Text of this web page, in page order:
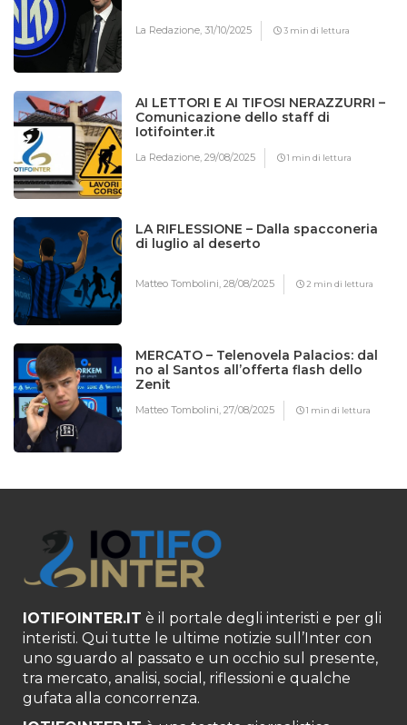
La Redazione,31/10/2025 3 min di lettura
AI LETTORI E AI TIFOSI NERAZZURRI –
Comunicazione dello staff di
Iotifointer.it
La Redazione,29/08/2025 1 min di lettura
LA RIFLESSIONE – Dalla spacconeria
di luglio al deserto
Matteo Tombolini,28/08/2025 2 min di lettura
MERCATO – Telenovela Palacios: dal
no al Santos all’offerta flash dello
Zenit
Matteo Tombolini,27/08/2025 1 min di lettura
IOTIFOINTER.IT è il portale degli interisti e per gli
interisti. Qui tutte le ultime notizie sull’Inter con
uno sguardo al passato e un occhio sul presente,
tra mercato, analisi, social, riflessioni e qualche
gufata alla concorrenza.